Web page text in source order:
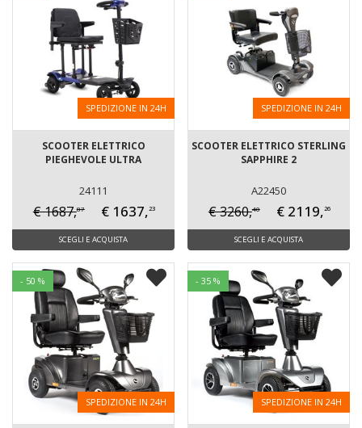
SPEDIZIONE IN 24H
SCOOTER ELETTRICO
PIEGHEVOLE ULTRA
24111
€ 1687,87 € 1637,23
SCEGLI E ACQUISTA
SPEDIZIONE IN 24H
SCOOTER ELETTRICO STERLING
SAPPHIRE 2
A22450
€ 3260,40 € 2119,26
SCEGLI E ACQUISTA
- 50 %
SPEDIZIONE IN 24H
- 35 %
SPEDIZIONE IN 24H